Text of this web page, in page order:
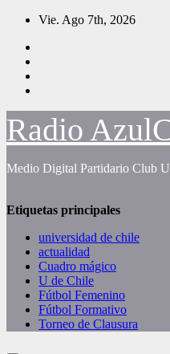
Saltar
contenido
Vie. Ago 7th, 2026
Radio
Medio Digital Partidario Club
Etiquetas principales
universidad de chile
actualidad
Cuadro mágico
U de Chile
Fútbol Femenino
Fútbol Formativo
Torneo de Clausura